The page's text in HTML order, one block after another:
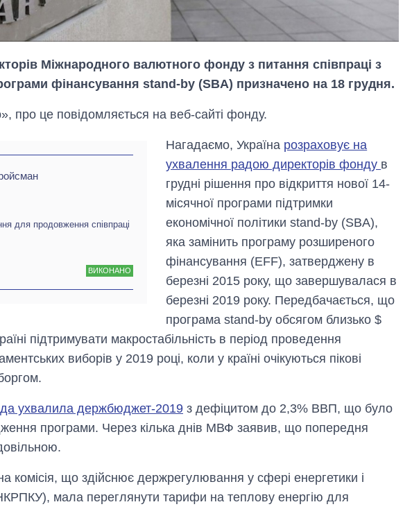
Міжнародного валютного фонду з питання співпраці з
фінансування stand-by (SBA) призначено на 18 грудня.
про це повідомляється на веб-сайті фонду.
для продовження співпраці
ВИКОНАНО
Нагадаємо, Україна розраховує на
ухвалення радою директорів фонду в
грудні рішення про відкриття нової 14-
місячної програми підтримки
економічної політики stand-by (SBA),
яка замінить програму розширеного
фінансування (EFF), затверджену в
березні 2015 року, що завершувалася в
березні 2019 року. Передбачається, що
програма stand-by обсягом близько $
підтримувати макростабільність в період проведення
виборів у 2019 році, коли у країні очікуються пікові
ухвалила держбюджет-2019 з дефіцитом до 2,3% ВВП, що було
програми. Через кілька днів МВФ заявив, що попередня
комісія, що здійснює держрегулювання у сфері енергетики і
мала переглянути тарифи на теплову енергію для
Від 1 місяця – до 5
років: хто і як
довго обіймав
посаду керівника
СЗР